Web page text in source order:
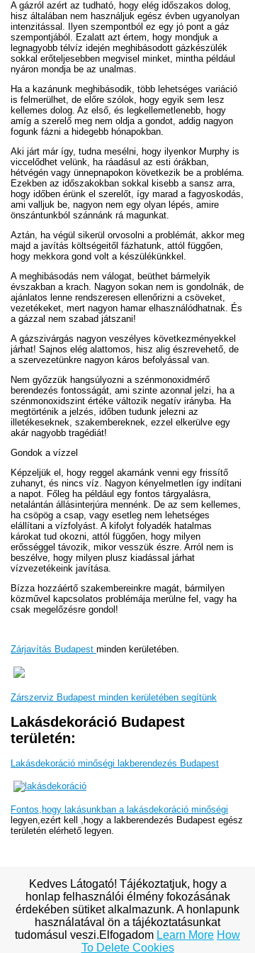
A gázról azért az tudható, hogy elég időszakos dolog,
hisz általában nem használjuk egész évben ugyanolyan
intenzitással. Ilyen szempontból ez egy jó pont a gáz
szempontjából. Ezalatt azt értem, hogy mondjuk a
legnagyobb télvíz idején meghibásodott gázkészülék
sokkal erőteljesebben megvisel minket, mintha például
nyáron mondja be az unalmas.
Ha a kazánunk meghibásodik, több lehetséges variáció
is felmerülhet, de előre szólok, hogy egyik sem lesz
kellemes dolog. Az első, és legkellemetlenebb, hogy
amíg a szerelő meg nem oldja a gondot, addig nagyon
fogunk fázni a hidegebb hónapokban.
Aki járt már így, tudna mesélni, hogy ilyenkor Murphy is
viccelődhet velünk, ha ráadásul az esti órákban,
hétvégén vagy ünnepnapokon következik be a probléma.
Ezekben az időszakokban sokkal kisebb a sansz arra,
hogy időben érünk el szerelőt, így marad a fagyoskodás,
ami valljuk be, nagyon nem egy olyan lépés, amire
önszántunkból szánnánk rá magunkat.
Aztán, ha végül sikerül orvosolni a problémát, akkor meg
majd a javítás költségeitől fázhatunk, attól függően,
hogy mekkora gond volt a készülékünkkel.
A meghibásodás nem válogat, beüthet bármelyik
évszakban a krach. Nagyon sokan nem is gondolnák, de
ajánlatos lenne rendszeresen ellenőrizni a csöveket,
vezetékeket, mert nagyon hamar elhasználódhatnak. És
a gázzal nem szabad játszani!
A gázszivárgás nagyon veszélyes következményekkel
járhat! Sajnos elég alattomos, hisz alig észrevehető, de
a szervezetünkre nagyon káros befolyással van.
Nem győzzük hangsúlyozni a szénmonoxidmérő
berendezés fontosságát, ami szinte azonnal jelzi, ha a
szénmonoxidszint értéke változik negatív irányba. Ha
megtörténik a jelzés, időben tudunk jelezni az
illetékeseknek, szakembereknek, ezzel elkerülve egy
akár nagyobb tragédiát!
Gondok a vízzel
Képzeljük el, hogy reggel akarnánk venni egy frissítő
zuhanyt, és nincs víz. Nagyon kényelmetlen így indítani
a napot. Főleg ha például egy fontos tárgyalásra,
netalántán állásinterjúra mennénk. De az sem kellemes,
ha csöpög a csap, vagy esetleg nem lehetséges
elállítani a vízfolyást. A kifolyt folyadék hatalmas
károkat tud okozni, attól függően, hogy milyen
erősséggel távozik, mikor vesszük észre. Arról nem is
beszélve, hogy milyen plusz kiadással járhat
vízvezetékeink javítása.
Bízza hozzáértő szakembereinkre magát, bármilyen
közművel kapcsolatos problémája merülne fel, vagy ha
csak megelőzésre gondol!
Zárjavítás Budapest minden kerületében.
Zárszerviz Budapest minden kerületében segítünk
Lakásdekoráció Budapest
területén:
Lakásdekoráció minőségi lakberendezés Budapest
Fontos,hogy lakásunkban a lakásdekoráció minőségi
legyen,ezért kell ,hogy a lakberendezés Budapest egész
területén elérhető legyen.
View full site
Kedves Látogató! Tájékoztatjuk, hogy a
honlap felhasználói élmény fokozásának
érdekében sütiket alkalmazunk. A honlapunk
használatával ön a tájékoztatásunkat
tudomásul veszi.Elfogadom Learn More How
To Delete Cookies